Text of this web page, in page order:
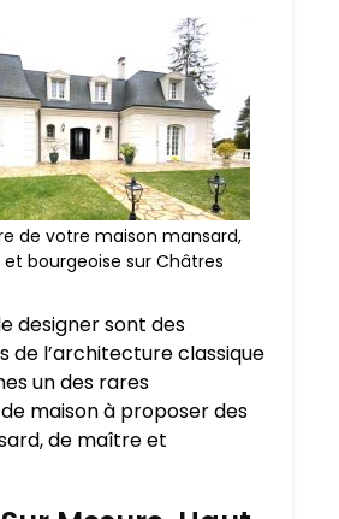
de votre maison mansard,
bourgeoise sur Châtres
designer sont des
de l’architecture classique
un des rares
maison à proposer des
de maître et